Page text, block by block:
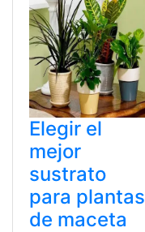
Elegir el
mejor
sustrato
para plantas
de maceta